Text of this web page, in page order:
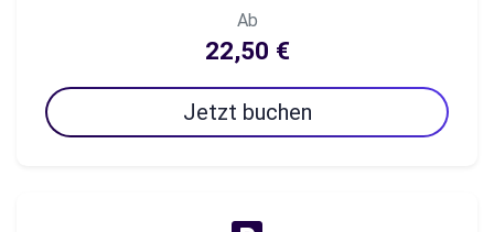
Ab
22,50 €
Jetzt buchen